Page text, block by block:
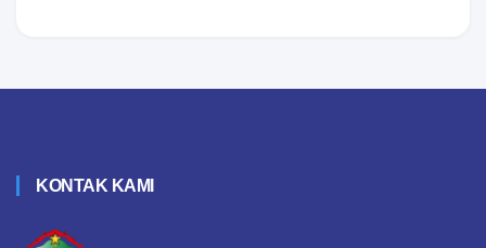
KONTAK KAMI